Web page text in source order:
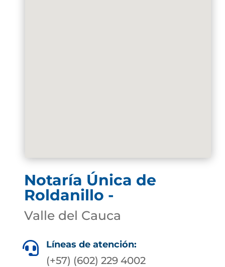
Notaría Única de
Roldanillo -
Valle del Cauca
 Líneas de atención:
(+57) (602) 229 4002